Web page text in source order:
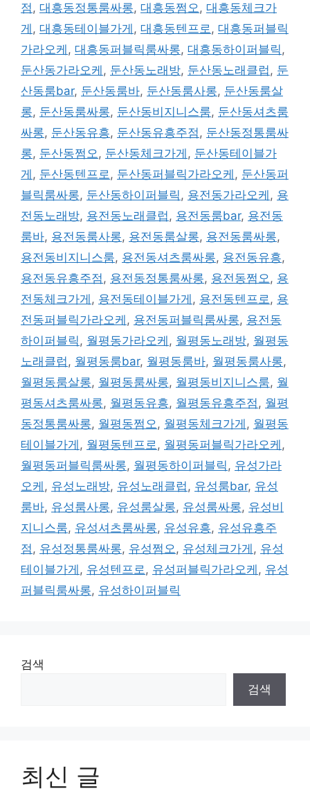
점, 대흥동정통룸싸롱, 대흥동쩜오, 대흥동체크가
게 , 대흥동테이블가게 , 대흥동텐프로, 대흥동퍼블릭
가라오케 , 대흥동퍼블릭룸싸롱, 대흥동하이퍼블릭,
둔산동가라오케 , 둔산동노래방, 둔산동노래클럽, 둔
산동룸bar, 둔산동룸바, 둔산동룸사롱, 둔산동룸살
롱, 둔산동룸싸롱, 둔산동비지니스룸, 둔산동셔츠룸
싸롱, 둔산동유흥, 둔산동유흥주점, 둔산동정통룸싸
롱, 둔산동쩜오, 둔산동체크가게 , 둔산동테이블가
게 , 둔산동텐프로, 둔산동퍼블릭가라오케 , 둔산동퍼
블릭룸싸롱, 둔산동하이퍼블릭, 용전동가라오케 , 용
전동노래방, 용전동노래클럽, 용전동룸bar, 용전동
룸바, 용전동룸사롱, 용전동룸살롱, 용전동룸싸롱,
용전동비지니스룸, 용전동셔츠룸싸롱, 용전동유흥,
용전동유흥주점, 용전동정통룸싸롱, 용전동쩜오, 용
전동체크가게 , 용전동테이블가게 , 용전동텐프로, 용
전동퍼블릭가라오케 , 용전동퍼블릭룸싸롱, 용전동
하이퍼블릭, 월평동가라오케 , 월평동노래방, 월평동
노래클럽, 월평동룸bar, 월평동룸바, 월평동룸사롱,
월평동룸살롱, 월평동룸싸롱, 월평동비지니스룸, 월
평동셔츠룸싸롱, 월평동유흥, 월평동유흥주점, 월평
동정통룸싸롱, 월평동쩜오, 월평동체크가게 , 월평동
테이블가게 , 월평동텐프로, 월평동퍼블릭가라오케 ,
월평동퍼블릭룸싸롱, 월평동하이퍼블릭, 유성가라
오케 , 유성노래방, 유성노래클럽, 유성룸bar, 유성
룸바, 유성룸사롱, 유성룸살롱, 유성룸싸롱, 유성비
지니스룸, 유성셔츠룸싸롱, 유성유흥, 유성유흥주
점, 유성정통룸싸롱, 유성쩜오, 유성체크가게 , 유성
테이블가게 , 유성텐프로, 유성퍼블릭가라오케 , 유성
퍼블릭룸싸롱, 유성하이퍼블릭
검색
검색
최신 글